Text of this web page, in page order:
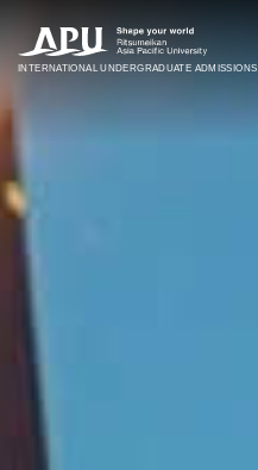
INTERNATIONAL UNDERGRADUATE ADMISSIONS